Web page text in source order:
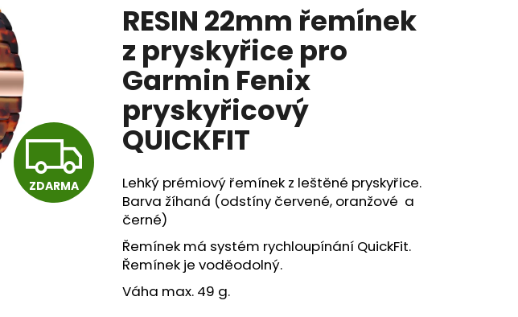
produktu
je
z
5
hvězdiček.
RESIN 22mm řemínek
z pryskyřice pro
Garmin Fenix
pryskyřicový
QUICKFIT
Lehký prémiový řemínek z leštěné pryskyřice.
Barva žíhaná (odstíny červené, oranžové a
černé)
Řemínek má systém rychloupínání QuickFit.
Řemínek je voděodolný.
Váha max. 49 g.
Z
D
ZDARMA